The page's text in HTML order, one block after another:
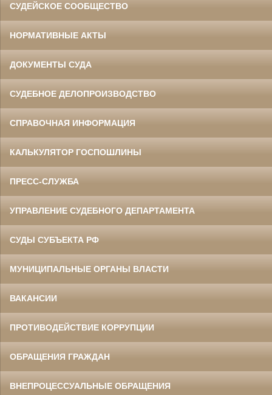
СУДЕЙСКОЕ СООБЩЕСТВО
НОРМАТИВНЫЕ АКТЫ
ДОКУМЕНТЫ СУДА
СУДЕБНОЕ ДЕЛОПРОИЗВОДСТВО
СПРАВОЧНАЯ ИНФОРМАЦИЯ
КАЛЬКУЛЯТОР ГОСПОШЛИНЫ
ПРЕСС-СЛУЖБА
УПРАВЛЕНИЕ СУДЕБНОГО ДЕПАРТАМЕНТА
СУДЫ СУБЪЕКТА РФ
МУНИЦИПАЛЬНЫЕ ОРГАНЫ ВЛАСТИ
ВАКАНСИИ
ПРОТИВОДЕЙСТВИЕ КОРРУПЦИИ
ОБРАЩЕНИЯ ГРАЖДАН
ВНЕПРОЦЕССУАЛЬНЫЕ ОБРАЩЕНИЯ